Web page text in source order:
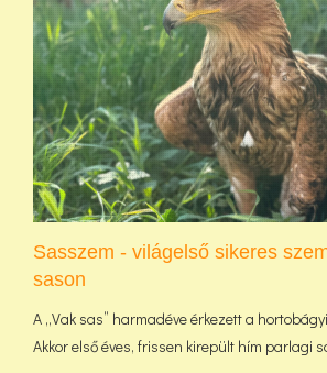
Sasszem - világelső sikeres
sason
A „Vak sas” harmadéve érkezett a
Akkor első éves, frissen kirepült hím parlagi